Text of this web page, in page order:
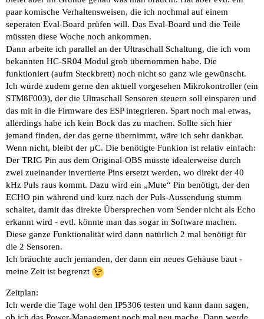
paar komische Verhaltensweisen, die ich nochmal auf einem
seperaten Eval-Board prüfen will. Das Eval-Board und die Teile
müssten diese Woche noch ankommen.
Dann arbeite ich parallel an der Ultraschall Schaltung, die ich vom
bekannten HC-SR04 Modul grob übernommen habe. Die
funktioniert (aufm Steckbrett) noch nicht so ganz wie gewünscht.
Ich würde zudem gerne den aktuell vorgesehen Mikrokontroller (ein
STM8F003), der die Ultraschall Sensoren steuern soll einsparen und
das mit in die Firmware des ESP integrieren. Spart noch mal etwas,
allerdings habe ich kein Bock das zu machen. Sollte sich hier
jemand finden, der das gerne übernimmt, wäre ich sehr dankbar.
Wenn nicht, bleibt der µC. Die benötigte Funkion ist relativ einfach:
Der TRIG Pin aus dem Original-OBS müsste idealerweise durch
zwei zueinander invertierte Pins ersetzt werden, wo direkt der 40
kHz Puls raus kommt. Dazu wird ein „Mute“ Pin benötigt, der den
ECHO pin während und kurz nach der Puls-Aussendung stumm
schaltet, damit das direkte Übersprechen vom Sender nicht als Echo
erkannt wird - evtl. könnte man das sogar in Software machen.
Diese ganze Funktionalität wird dann natürlich 2 mal benötigt für
die 2 Sensoren.
Ich bräuchte auch jemanden, der dann ein neues Gehäuse baut -
meine Zeit ist begrenzt
Zeitplan:
Ich werde die Tage wohl den IP5306 testen und kann dann sagen,